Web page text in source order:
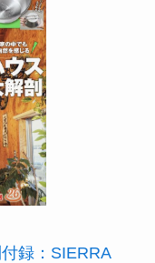
録：SIERRA